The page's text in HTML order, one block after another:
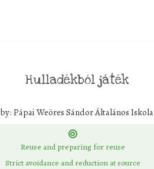
Hulladékból játék
by: Pápai Weöres Sándor Általános Iskola
Reuse and preparing for reuse
Strict avoidance and reduction at source